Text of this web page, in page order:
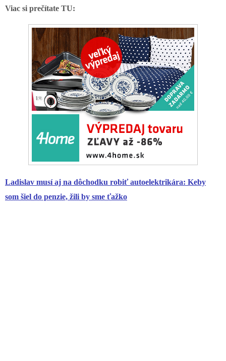
Viac si prečítate TU:
Ladislav musí aj na dôchodku robiť autoelektrikára: Keby
som šiel do penzie, žili by sme ťažko